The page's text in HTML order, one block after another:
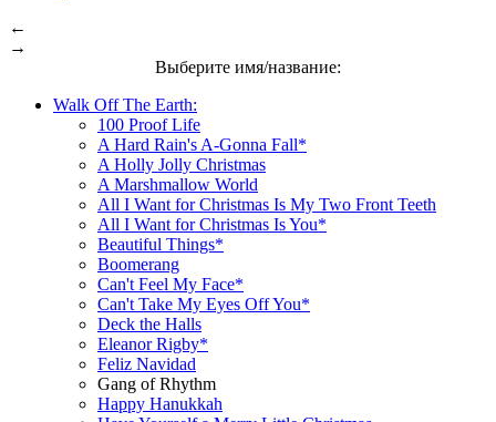
←
→
Выберите имя/название:
Walk Off The Earth:
100 Proof Life
A Hard Rain's A-Gonna Fall*
A Holly Jolly Christmas
A Marshmallow World
All I Want for Christmas Is My Two Front Teeth
All I Want for Christmas Is You*
Beautiful Things*
Boomerang
Can't Feel My Face*
Can't Take My Eyes Off You*
Deck the Halls
Eleanor Rigby*
Feliz Navidad
Gang of Rhythm
Happy Hanukkah